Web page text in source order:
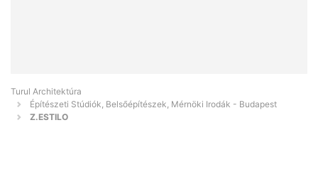
Turul Architektúra
Építészeti Stúdiók, Belsőépítészek, Mérnöki Irodák - Budapest
Z.ESTILO